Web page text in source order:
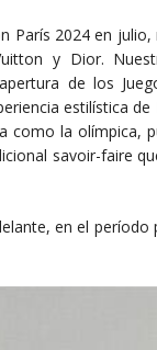
París 2024 en
y Dior.
de los
estilística
como la olímpica,
savoir-faire
en el período